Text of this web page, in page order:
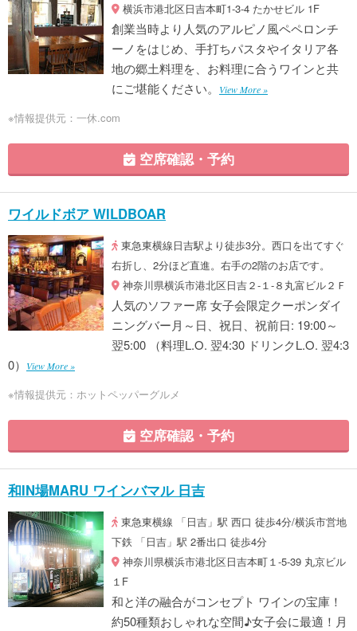
横浜市港北区日吉本町1-3-4 たかせビル 1F
創業当時より人気のアルピノ風ペペロンチ
ーノをはじめ、手打ちパスタやイタリア各
地の郷土料理を、お料理に合うワインと共
にご堪能ください。
View More »
※情報提供元：一休.com
空席確認・予約
ワイルドボア WILDBOAR
東急東横線日吉駅より徒歩3分。西口を出てすぐ
右折し、2分ほど直進。右手の2階のお店です。
神奈川県横浜市港北区日吉２‐１‐８丸富ビル２Ｆ
人気のソファー席 女子会限定クーポンダイ
ニングバー月～日、祝日、祝前日: 19:00～
翌5:00 （料理L.O. 翌4:30 ドリンクL.O. 翌4:3
0）
View More »
※情報提供元：ホットペッパーグルメ
空席確認・予約
和IN場MARU ワインバマル 日吉
東急東横線 「日吉」駅 西口 徒歩4分/横浜市営地
下鉄 「日吉」駅 2番出口 徒歩4分
神奈川県横浜市港北区日吉本町１-5-39 丸京ビル
１F
和と洋の融合がコンセプト ワインの宝庫！
約50種類おしゃれな空間♪女子会に最適！月